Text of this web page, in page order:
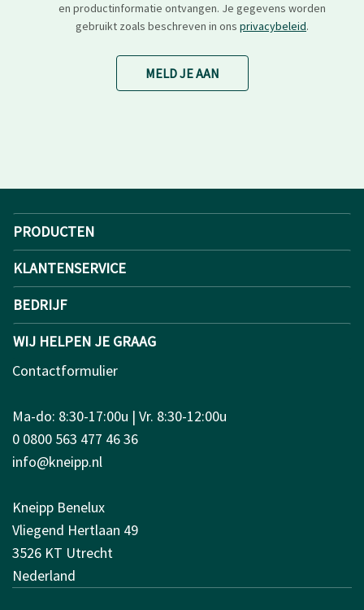
en productinformatie ontvangen. Je gegevens worden
gebruikt zoals beschreven in ons privacybeleid.
MELD JE AAN
PRODUCTEN
KLANTENSERVICE
BEDRIJF
WIJ HELPEN JE GRAAG
Contactformulier
Ma-do: 8:30-17:00u | Vr. 8:30-12:00u
0 0800 563 477 46 36
info@kneipp.nl
Kneipp Benelux
Vliegend Hertlaan 49
3526 KT Utrecht
Nederland